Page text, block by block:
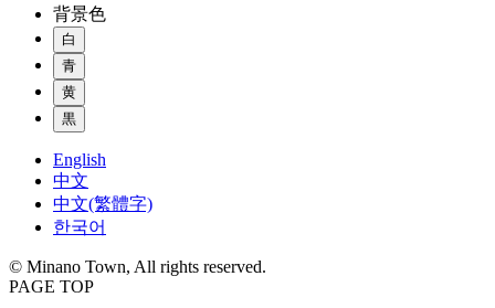
背景色
白
青
黄
黒
English
中文
中文(繁體字)
한국어
© Minano Town, All rights reserved.
PAGE TOP